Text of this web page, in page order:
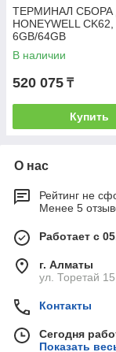
ТЕРМИНАЛ
HONEYWELL CK62,
6GB/64GB
В наличии
520 075 ₸
Купить
О нас
Рейтинг не
Менее 5
Работает с
г. Алматы
ул. Торетай
Контакты
Сегодня
Показать